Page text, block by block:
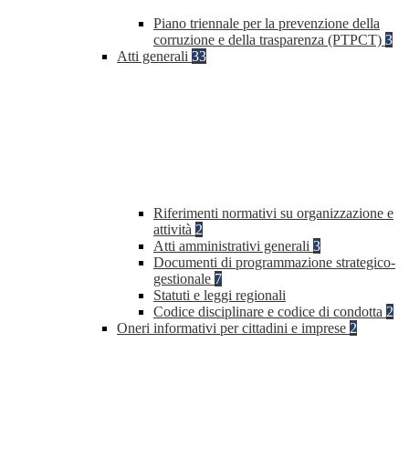
Piano triennale per la prevenzione della
corruzione e della trasparenza (PTPCT) 3
Atti generali 33
Riferimenti normativi su organizzazione e
attività 2
Atti amministrativi generali 3
Documenti di programmazione strategico-
gestionale 7
Statuti e leggi regionali
Codice disciplinare e codice di condotta 2
Oneri informativi per cittadini e imprese 2